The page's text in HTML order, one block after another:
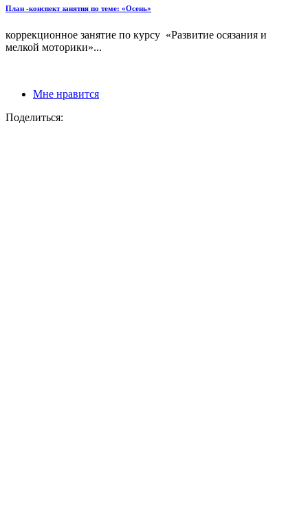
План -конспект занятия по теме: «Осень»
коррекционное занятие по курсу «Развитие осязания и
мелкой моторики»...
Мне нравится
Поделиться: